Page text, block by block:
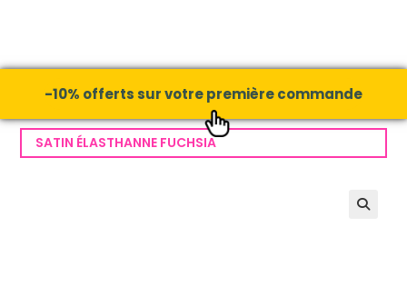
-10% offerts sur votre première commande
SATIN ÉLASTHANNE FUCHSIA